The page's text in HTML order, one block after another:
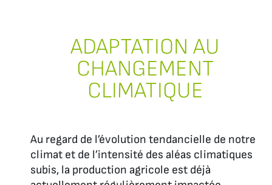
ADAPTATION AU
CHANGEMENT
CLIMATIQUE
Au regard de l’évolution tendancielle de notre
climat et de l’intensité des aléas climatiques
subis, la production agricole est déjà